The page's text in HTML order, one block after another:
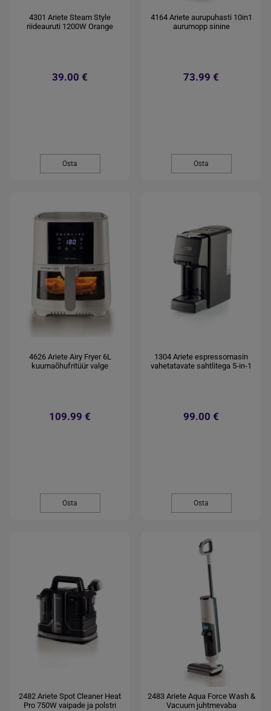
4301 Ariete Steam Style
riideauruti 1200W Orange
39.00 €
Osta
4164 Ariete aurupuhasti 10in1
aurumopp sinine
73.99 €
Osta
4626 Ariete Airy Fryer 6L
kuumaõhufritüür valge
109.99 €
Osta
1304 Ariete espressomasin
vahetatavate sahtlitega 5-in-1
99.00 €
Osta
2482 Ariete Spot Cleaner Heat
Pro 750W vaipade ja polstri
2483 Ariete Aqua Force Wash &
Vacuum juhtmevaba